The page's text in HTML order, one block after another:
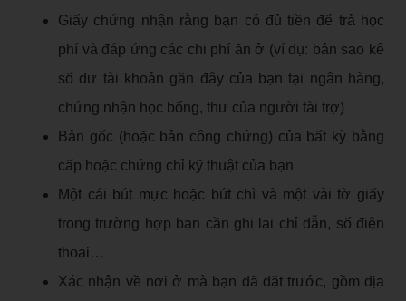
Giấy chứng nhận rằng bạn có đủ tiền để trả học
phí và đáp ứng các chi phí ăn ở (ví dụ: bản sao kê
số dư tài khoản gần đây của bạn tại ngân hàng,
chứng nhận học bổng, thư của người tài trợ)
Bản gốc (hoặc bản công chứng) của bất kỳ bằng
cấp hoặc chứng chỉ kỹ thuật của bạn
Một cái bút mực hoặc bút chì và một vài tờ giấy
trong trường hợp bạn cần ghi lại chỉ dẫn, số điện
thoại…
Xác nhận về nơi ở mà bạn đã đặt trước, gồm địa